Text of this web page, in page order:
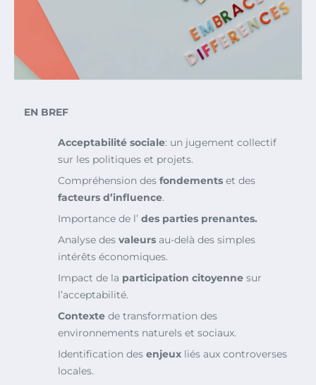
EN BREF
Acceptabilité sociale: un jugement collectif
sur les politiques et projets.
Compréhension des fondements et des
facteurs d’influence.
Importance de l’ des parties prenantes.
Analyse des valeurs au-delà des simples
intérêts économiques.
Impact de la participation citoyenne sur
l’acceptabilité.
Contexte de transformation des
environnements naturels et sociaux.
Identification des enjeux liés aux controverses
locales.